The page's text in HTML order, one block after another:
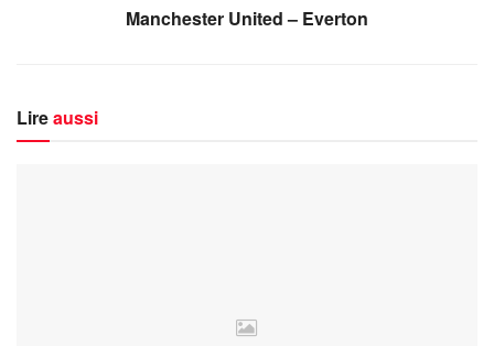
Manchester United – Everton
Lireaussi